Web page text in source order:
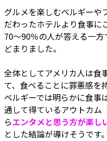
グルメを楽しむベルギーや
だわったホテルより食事に
70～90％の人が答える一
どまりました。
全体としてアメリカ人は食
て、食べることに罪悪感を
ベルギーでは明らかに食事
通して得ているアウトカム
らエンタメと思う方が楽し
とした結論が導けそうです。